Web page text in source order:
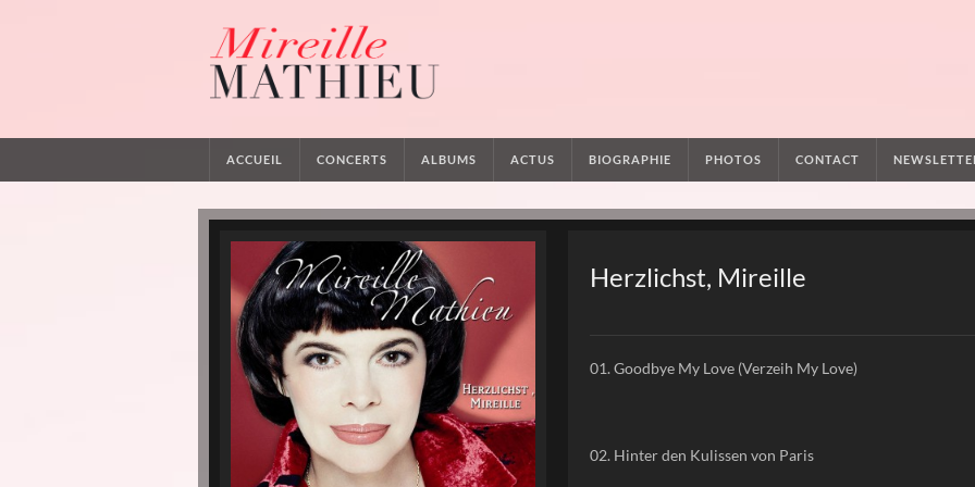
ACCUEIL CONCERTS ALBUMS ACTUS BIOGRAPHIE PHOTOS CONTACT
Herzlichst, Mireille
01. Goodbye My Love (Verzeih My Love)
02. Hinter den Kulissen von Paris